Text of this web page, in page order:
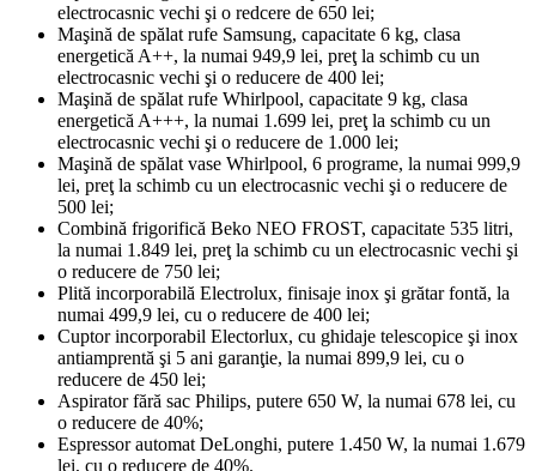
electrocasnic vechi şi o redcere de 650 lei;
Maşină de spălat rufe Samsung, capacitate 6 kg, clasa
energetică A++, la numai 949,9 lei, preţ la schimb cu un
electrocasnic vechi şi o reducere de 400 lei;
Maşină de spălat rufe Whirlpool, capacitate 9 kg, clasa
energetică A+++, la numai 1.699 lei, preţ la schimb cu un
electrocasnic vechi şi o reducere de 1.000 lei;
Maşină de spălat vase Whirlpool, 6 programe, la numai 999,9
lei, preţ la schimb cu un electrocasnic vechi şi o reducere de
500 lei;
Combină frigorifică Beko NEO FROST, capacitate 535 litri,
la numai 1.849 lei, preţ la schimb cu un electrocasnic vechi şi
o reducere de 750 lei;
Plită incorporabilă Electrolux, finisaje inox şi grătar fontă, la
numai 499,9 lei, cu o reducere de 400 lei;
Cuptor incorporabil Electorlux, cu ghidaje telescopice şi inox
antiamprentă şi 5 ani garanţie, la numai 899,9 lei, cu o
reducere de 450 lei;
Aspirator fără sac Philips, putere 650 W, la numai 678 lei, cu
o reducere de 40%;
Espressor automat DeLonghi, putere 1.450 W, la numai 1.679
lei, cu o reducere de 40%.